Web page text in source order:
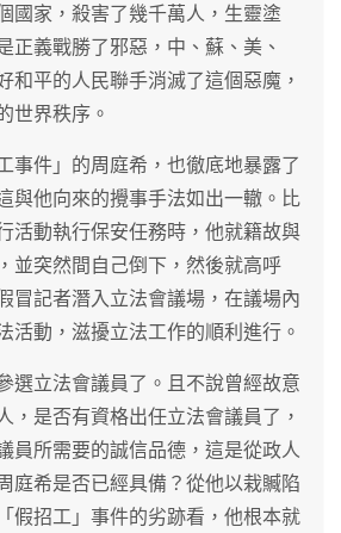
國家，殺害了幾千萬人，生靈塗
正義戰勝了邪惡，中、蘇、美、
和平的人民聯手消滅了這個惡魔，
世界秩序。
事件」的周庭希，也徹底地暴露了
與他向來的攪事手法如出一轍。比
活動執行保安任務時，他就籍故與
並突然間自己倒下，然後就高呼
冒記者潛入立法會議場，在議場內
活動，滋擾立法工作的順利進行。
選立法會議員了。且不說曾經故意
，是否有資格出任立法會議員了，
員所需要的誠信品德，這是從政人
庭希是否已經具備？從他以栽贓陷
假招工」事件的劣跡看，他根本就